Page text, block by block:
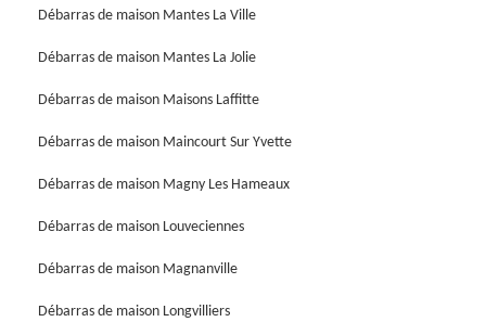
Débarras de maison Mantes La Ville
Débarras de maison Mantes La Jolie
Débarras de maison Maisons Laffitte
Débarras de maison Maincourt Sur Yvette
Débarras de maison Magny Les Hameaux
Débarras de maison Louveciennes
Débarras de maison Magnanville
Débarras de maison Longvilliers